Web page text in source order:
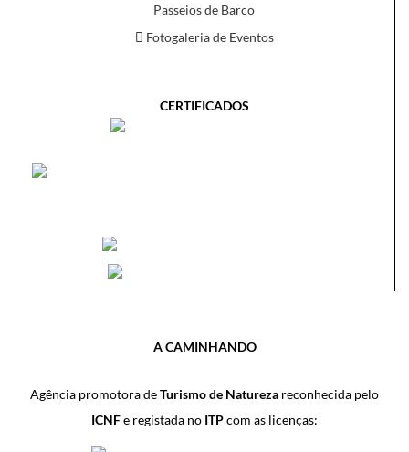
Passeios de Barco
Fotogaleria de Eventos
CERTIFICADOS
A CAMINHANDO
Agência promotora deTurismo de Natureza reconhecida pelo
ICNFe registada no ITPcom as licenças: